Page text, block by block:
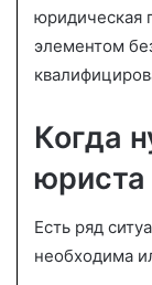
юридическая
элементом
Когда
юриста
Есть ряд
необходима